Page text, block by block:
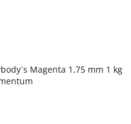
Magenta 1,75 mm 1 kg